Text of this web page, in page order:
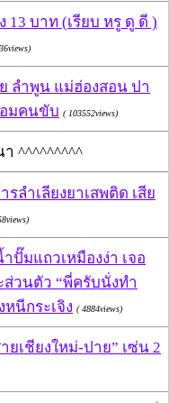
13 บาท (เรียบ หรู ดู ดี )
ลำพูน แม่ฮ่องสอน ปา
อมคนขับ ( 103552views)
^^^^^^^^^
ลำเลียงยาเสพติด เสีย
ปั๊มแถวเหมืองง่า เจอ
วนตัว “พี่ครับนั่งทำ
นีกระเจิง ( 4884views)
เชียงใหม่-ปาย” เซ่น 2